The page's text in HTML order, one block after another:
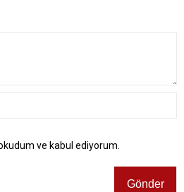
ve kabul ediyorum.